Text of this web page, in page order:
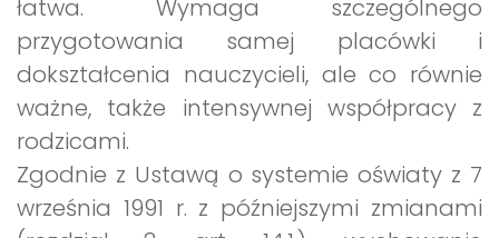
łatwa. Wymaga szczególnego
przygotowania samej placówki i
dokształcenia nauczycieli, ale co równie
ważne, także intensywnej współpracy z
rodzicami.
Zgodnie z Ustawą o systemie oświaty z 7
września 1991 r. z późniejszymi zmianami